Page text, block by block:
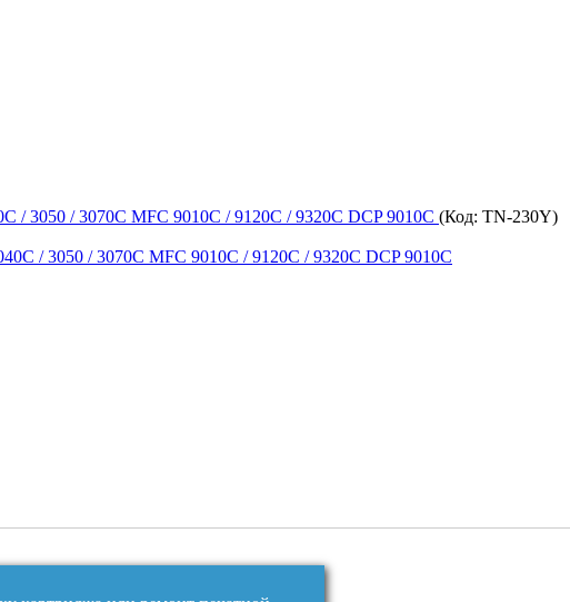
/ 3050 / 3070C MFC 9010C / 9120C / 9320C DCP 9010C (Код: TN-230Y)